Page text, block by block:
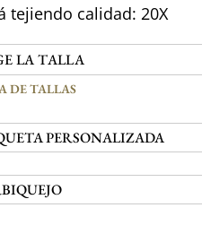
tejiendo calidad: 20X
DE TALLAS
PERSONALIZADA